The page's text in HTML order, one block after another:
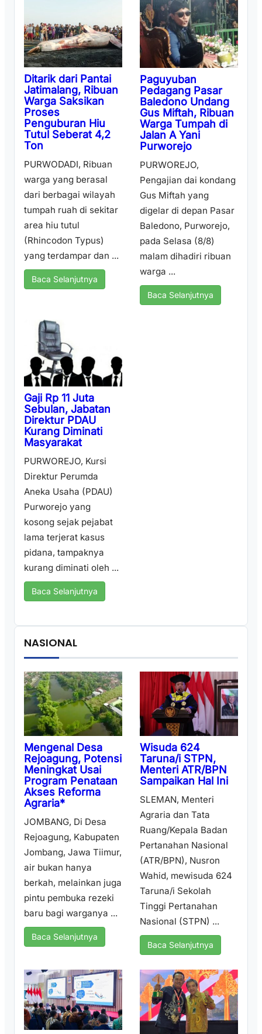
Ditarik dari Pantai
Jatimalang, Ribuan
Warga Saksikan
Proses
Penguburan Hiu
Tutul Seberat 4,2
Ton
PURWODADI, Ribuan
warga yang berasal
dari berbagai wilayah
tumpah ruah di sekitar
area hiu tutul
(Rhincodon Typus)
yang terdampar dan ...
Baca Selanjutnya
Paguyuban
Pedagang Pasar
Baledono Undang
Gus Miftah, Ribuan
Warga Tumpah di
Jalan A Yani
Purworejo
PURWOREJO,
Pengajian dai kondang
Gus Miftah yang
digelar di depan Pasar
Baledono, Purworejo,
pada Selasa (8/8)
malam dihadiri ribuan
warga ...
Baca Selanjutnya
Gaji Rp 11 Juta
Sebulan, Jabatan
Direktur PDAU
Kurang Diminati
Masyarakat
PURWOREJO, Kursi
Direktur Perumda
Aneka Usaha (PDAU)
Purworejo yang
kosong sejak pejabat
lama terjerat kasus
pidana, tampaknya
kurang diminati oleh ...
Baca Selanjutnya
NASIONAL
Mengenal Desa
Rejoagung, Potensi
Meningkat Usai
Program Penataan
Akses Reforma
Agraria*
JOMBANG, Di Desa
Rejoagung, Kabupaten
Jombang, Jawa Tiimur,
air bukan hanya
berkah, melainkan juga
pintu pembuka rezeki
baru bagi warganya ...
Baca Selanjutnya
Wisuda 624
Taruna/i STPN,
Menteri ATR/BPN
Sampaikan Hal Ini
SLEMAN, Menteri
Agraria dan Tata
Ruang/Kepala Badan
Pertanahan Nasional
(ATR/BPN), Nusron
Wahid, mewisuda 624
Taruna/i Sekolah
Tinggi Pertanahan
Nasional (STPN) ...
Baca Selanjutnya